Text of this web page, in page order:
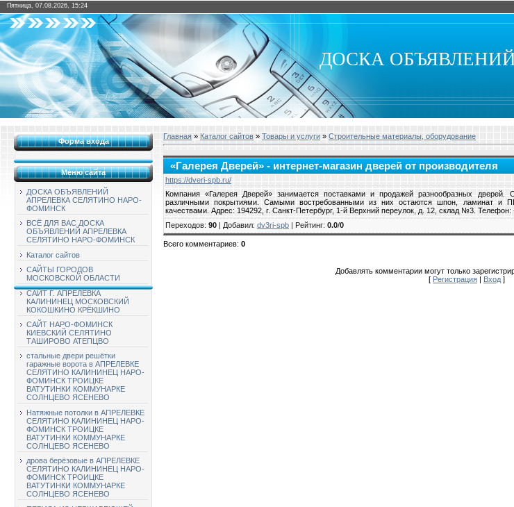
Пятница, 07.08.2026, 15:24
ДОСКА
Форма входа
Меню сайта
ДОСКА ОБЪЯВЛЕНИЙ
АПРЕЛЕВКА СЕЛЯТИНО НАРО-
ФОМИНСК
ВСЁ ДЛЯ ВАС ДОСКА
ОБЪЯВЛЕНИЙ АПРЕЛЕВКА
СЕЛЯТИНО НАРО-ФОМИНСК
Каталог сайтов
САЙТЫ ГОРОДОВ
МОСКОВСКОЙ ОБЛАСТИ
САЙТ Г. АПРЕЛЕВКА
КАЛИНИНЕЦ МОСКОВСКИЙ
КОКОШКИНО КРЁКШИНО
САЙТ НАРО-ФОМИНСК
КИЕВСКИЙ СЕЛЯТИНО
ТАШИРОВО АТЕПЦВО
стальные двери решётки
гаражные ворота в АПРЕЛЕВКЕ
СЕЛЯТИНО КАЛИНИНЕЦ НАРО-
ФОМИНСК ТРОИЦКЕ
ВАТУТИНКИ КОММУНАРКЕ
СОЛНЦЕВО ЯСЕНЕВО
Натяжные потолки в АПРЕЛЕВКЕ
СЕЛЯТИНО КАЛИНИНЕЦ НАРО-
ФОМИНСК ТРОИЦКЕ
ВАТУТИНКИ КОММУНАРКЕ
СОЛНЦЕВО ЯСЕНЕВО
дрова берёзовые в АПРЕЛЕВКЕ
СЕЛЯТИНО КАЛИНИНЕЦ НАРО-
ФОМИНСК ТРОИЦКЕ
ВАТУТИНКИ КОММУНАРКЕ
СОЛНЦЕВО ЯСЕНЕВО
Главная » Каталог сайтов » Товары и услуги » Строительные материалы, оборудование
«Галерея Дверей» - интернет-магазин дверей от производителя
https://dveri-spb.ru/
Компания «Галерея Дверей» занимается поставками и продажей разнообразных
различными покрытиями. Самыми востребованными из них остаются шпон, ламинат и
качествами. Адрес: 194292, г. Санкт-Петербург, 1-й Верхний переулок, д. 12, склад №3.
Переходов: 90 | Добавил: dv3ri-spb | Рейтинг: 0.0/0
Всего комментариев: 0
Добавлять комментарии могут только
[ Регистрация | Вход ]